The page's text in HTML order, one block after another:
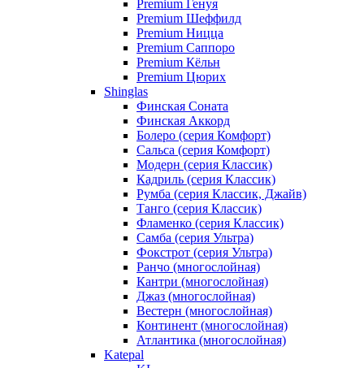
Premium Генуя
Premium Шеффилд
Premium Ницца
Premium Саппоро
Premium Кёльн
Premium Цюрих
Shinglas
Финская Соната
Финская Аккорд
Болеро (серия Комфорт)
Сальса (серия Комфорт)
Модерн (серия Классик)
Кадриль (серия Классик)
Румба (серия Классик, Джайв)
Танго (серия Классик)
Фламенко (серия Классик)
Самба (серия Ультра)
Фокстрот (серия Ультра)
Ранчо (многослойная)
Кантри (многослойная)
Джаз (многослойная)
Вестерн (многослойная)
Континент (многослойная)
Атлантика (многослойная)
Katepal